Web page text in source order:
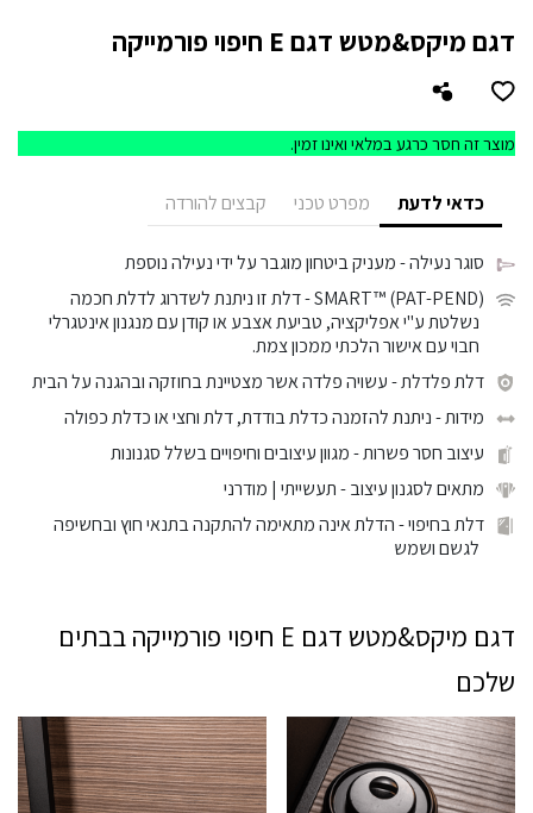
דגם מיקס&מטש דגם E חיפוי פורמייקה
מוצר זה חסר כרגע במלאי ואינו זמין.
כדאי לדעת מפרט טכני קבצים להורדה
סוגר נעילה- מעניק ביטחון מוגבר על ידי נעילה נוספת
SMART™ (PAT-PEND)- דלת זו ניתנת לשדרוג לדלת חכמה
נשלטת ע"י אפליקציה, טביעת אצבע או קודן עם מנגנון אינטגרלי
חבוי עם אישור הלכתי ממכון צמת.
דלת פלדלת- עשויה פלדה אשר מצטיינת בחוזקה ובהגנה על הבית
מידות- ניתנת להזמנה כדלת בודדת, דלת וחצי או כדלת כפולה
עיצוב חסר פשרות- מגוון עיצובים וחיפויים בשלל סגנונות
מתאים לסגנון עיצוב- תעשייתי | מודרני
דלת בחיפוי- הדלת אינה מתאימה להתקנה בתנאי חוץ ובחשיפה
לגשם ושמש
דגם מיקס&מטש דגם E חיפוי פורמייקה בבתים
שלכם